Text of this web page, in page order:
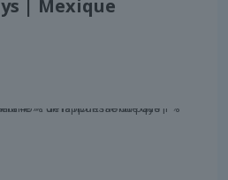
| Mexique